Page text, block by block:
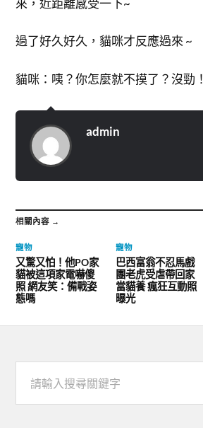
過了好久好久，貓咪才反應過來 ~
貓咪：咦？你怎麼就不摸了？沒勁！
admin
相關內容 →
寵物
又驚又怕！他PO家
貓被這項家電嚇傻
照 網友笑：備戰姿
態嗎
寵物
巴西富翁不忍馬戲
團老虎受虐帶回家
當貓養 瘋狂互動照
曝光